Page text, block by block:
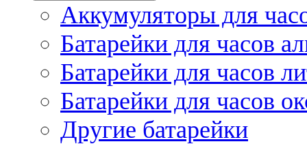
Аккумуляторы для
Батарейки для часов
Батарейки для часов
Батарейки для часов
Другие батарейки